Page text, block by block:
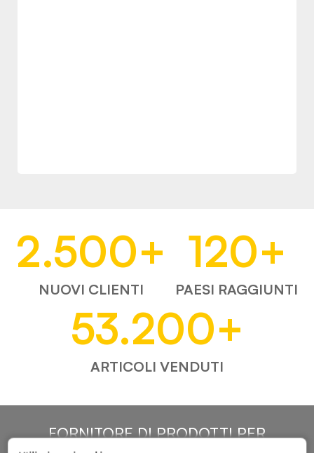
2.500+
NUOVI CLIENTI
120+
PAESI RAGGIUNTI
53.200+
ARTICOLI VENDUTI
FORNITORE DI PRODOTTI PER